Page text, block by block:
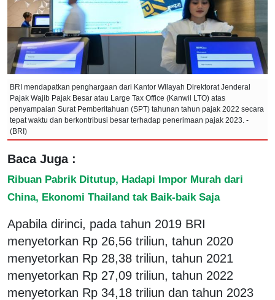
BRI mendapatkan penghargaan dari Kantor Wilayah Direktorat Jenderal
Pajak Wajib Pajak Besar atau Large Tax Office (Kanwil LTO) atas
penyampaian Surat Pemberitahuan (SPT) tahunan tahun pajak 2022 secara
tepat waktu dan berkontribusi besar terhadap penerimaan pajak 2023. -
(BRI)
Baca Juga :
Ribuan Pabrik Ditutup, Hadapi Impor Murah dari
China, Ekonomi Thailand tak Baik-baik Saja
Apabila dirinci, pada tahun 2019 BRI
menyetorkan Rp 26,56 triliun, tahun 2020
menyetorkan Rp 28,38 triliun, tahun 2021
menyetorkan Rp 27,09 triliun, tahun 2022
menyetorkan Rp 34,18 triliun dan tahun 2023